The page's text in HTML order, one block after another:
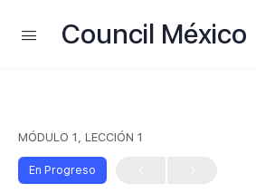
Council México
MÓDULO 1, LECCIÓN 1
En Progreso